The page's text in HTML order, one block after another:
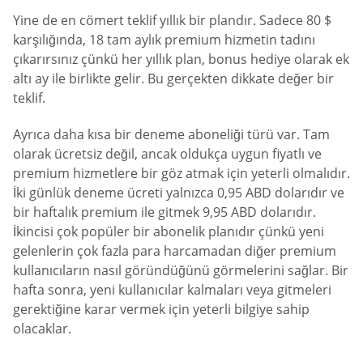
Yine de en cömert teklif yıllık bir plandır. Sadece 80 $
karşılığında, 18 tam aylık premium hizmetin tadını
çıkarırsınız çünkü her yıllık plan, bonus hediye olarak ek
altı ay ile birlikte gelir. Bu gerçekten dikkate değer bir
teklif.
Ayrıca daha kısa bir deneme aboneliği türü var. Tam
olarak ücretsiz değil, ancak oldukça uygun fiyatlı ve
premium hizmetlere bir göz atmak için yeterli olmalıdır.
İki günlük deneme ücreti yalnızca 0,95 ABD dolarıdır ve
bir haftalık premium ile gitmek 9,95 ABD dolarıdır.
İkincisi çok popüler bir abonelik planıdır çünkü yeni
gelenlerin çok fazla para harcamadan diğer premium
kullanıcıların nasıl göründüğünü görmelerini sağlar. Bir
hafta sonra, yeni kullanıcılar kalmaları veya gitmeleri
gerektiğine karar vermek için yeterli bilgiye sahip
olacaklar.